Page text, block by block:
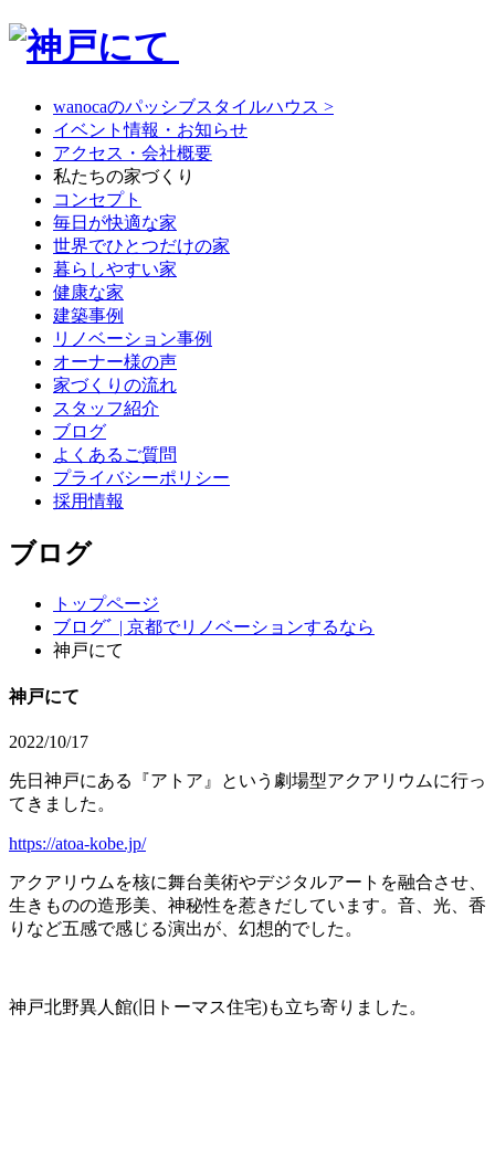
wanocaのパッシブスタイルハウス >
イベント情報・お知らせ
アクセス・会社概要
私たちの家づくり
コンセプト
毎日が快適な家
世界でひとつだけの家
暮らしやすい家
健康な家
建築事例
リノベーション事例
オーナー様の声
家づくりの流れ
スタッフ紹介
ブログ
よくあるご質問
プライバシーポリシー
採用情報
ブログ
トップページ
ブログﾞ | 京都でリノベーションするなら
神戸にて
神戸にて
2022/10/17
先日神戸にある『アトア』という劇場型アクアリウムに行っ
てきました。
https://atoa-kobe.jp/
アクアリウムを核に舞台美術やデジタルアートを融合させ、
生きものの造形美、神秘性を惹きだしています。音、光、香
りなど五感で感じる演出が、幻想的でした。
神戸北野異人館(旧トーマス住宅)も立ち寄りました。